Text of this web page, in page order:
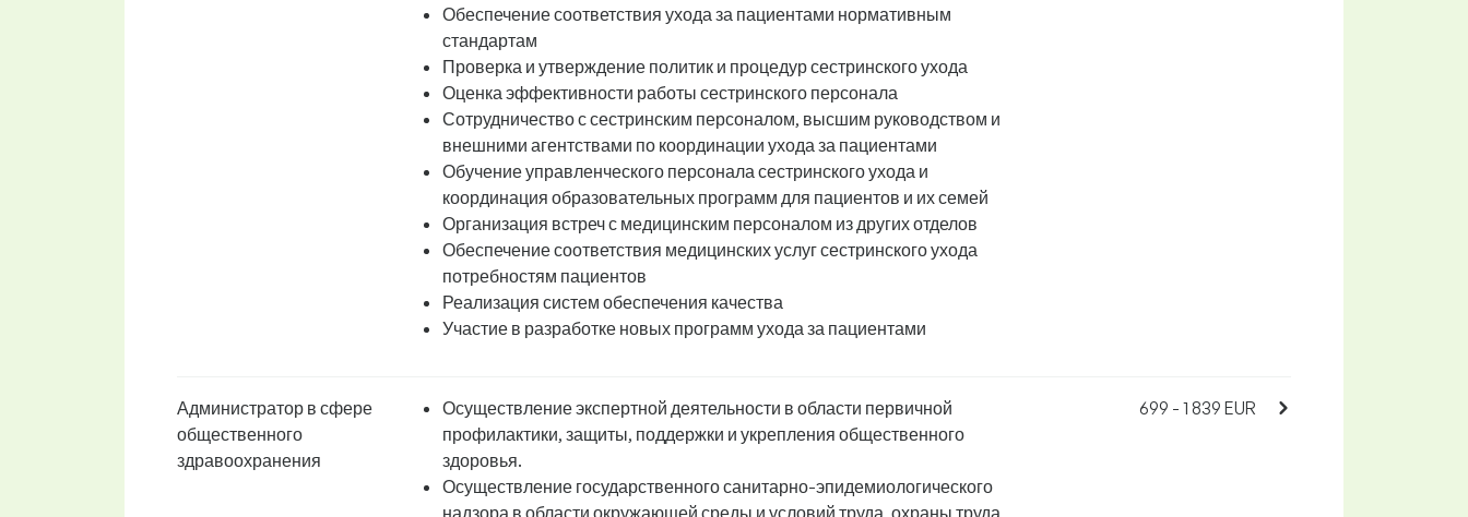
Обеспечение соответствия ухода за пациентами нормативным
стандартам
Проверка и утверждение политик и процедур сестринского ухода
Оценка эффективности работы сестринского персонала
Сотрудничество с сестринским персоналом, высшим руководством и
внешними агентствами по координации ухода за пациентами
Обучение управленческого персонала сестринского ухода и
координация образовательных программ для пациентов и их семей
Организация встреч с медицинским персоналом из других отделов
Обеспечение соответствия медицинских услуг сестринского ухода
потребностям пациентов
Реализация систем обеспечения качества
Участие в разработке новых программ ухода за пациентами
Администратор в сфере
общественного
здравоохранения
Осуществление экспертной деятельности в области первичной
профилактики, защиты, поддержки и укрепления общественного
здоровья.
Осуществление государственного санитарно-эпидемиологического
надзора в области окружающей среды и условий труда, охраны труда,
699 - 1 839 EUR